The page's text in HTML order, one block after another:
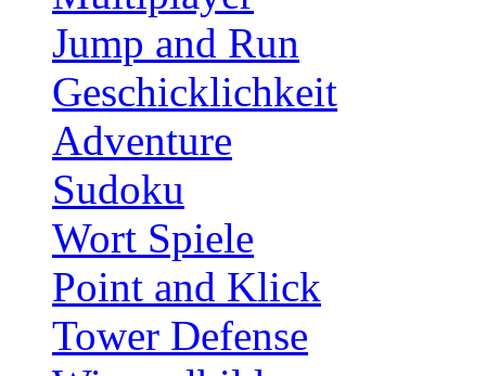
Jump and Run
Geschicklichkeit
Adventure
Sudoku
Wort Spiele
Point and Klick
Tower Defense